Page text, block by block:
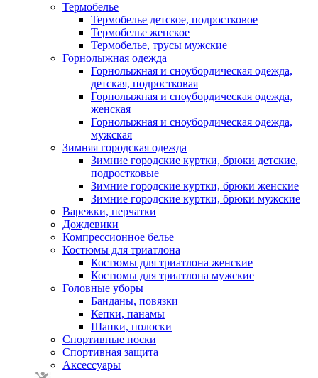
Термобелье
Термобелье детское, подростковое
Термобелье женское
Термобелье, трусы мужские
Горнолыжная одежда
Горнолыжная и сноубордическая одежда,
детская, подростковая
Горнолыжная и сноубордическая одежда,
женская
Горнолыжная и сноубордическая одежда,
мужская
Зимняя городская одежда
Зимние городские куртки, брюки детские,
подростковые
Зимние городские куртки, брюки женские
Зимние городские куртки, брюки мужские
Варежки, перчатки
Дождевики
Компрессионное белье
Костюмы для триатлона
Костюмы для триатлона женские
Костюмы для триатлона мужские
Головные уборы
Банданы, повязки
Кепки, панамы
Шапки, полоски
Спортивные носки
Спортивная защита
Аксессуары